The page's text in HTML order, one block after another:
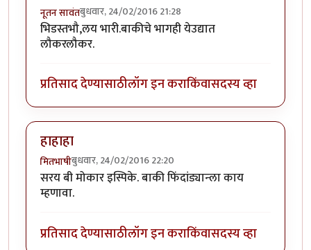
नूतन सावंतबुधवार, 24/02/2016 21:28
भिडस्तभौ,लय भारी.बाकीचे भागही येउद्यात
लौकरलौकर.
प्रतिसाद देण्यासाठीलॉग इन कराकिंवासदस्य व्हा
हाहाहा
मितभाषीबुधवार, 24/02/2016 22:20
सरय बी मोकार इस्पिके. बाकी फिंदांड्यान्ला काय
म्हणावा.
प्रतिसाद देण्यासाठीलॉग इन कराकिंवासदस्य व्हा